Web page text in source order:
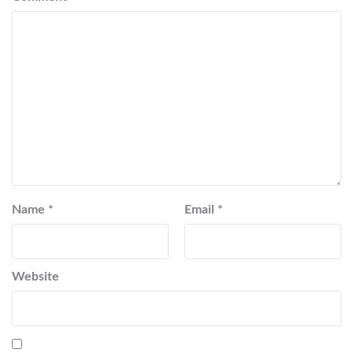
Name * Email *
Website